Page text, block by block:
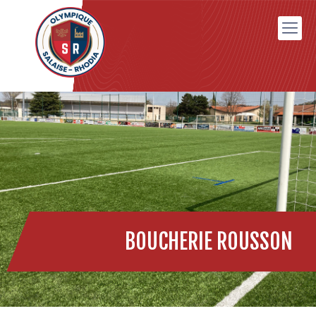
BOUCHERIE ROUSSON